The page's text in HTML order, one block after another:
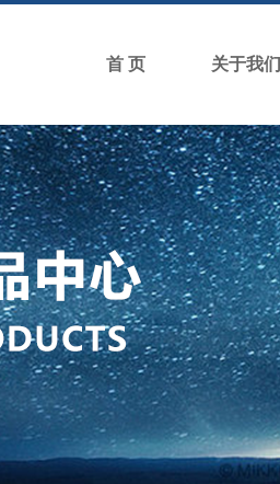
首 页 关于我们